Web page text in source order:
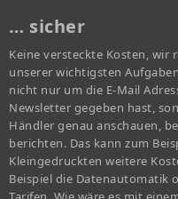
… sicher
Keine versteckte Kosten, wir
unserer wichtigsten
nicht nur um die E-Mail
Newsletter gegeben hast,
Händler genau anschauen,
berichten. Das kann zum
Kleingedruckten weitere
Beispiel die Datenautomatik